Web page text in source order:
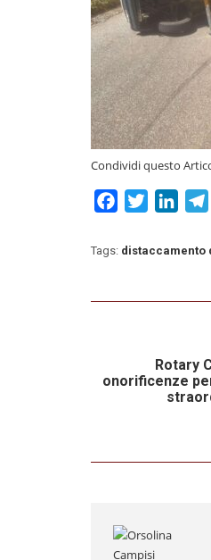
Condividi questo
FacebookTwitter
Tags: distaccamento
Rotary
onorificenze